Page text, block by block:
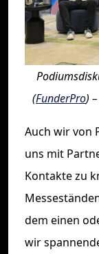
(FunderPro)
Auch wir von
uns mit
Kontakte zu
dem einen
wir